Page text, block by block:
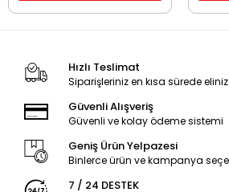
Hızlı Teslimat
Siparişleriniz en kısa sürede
Güvenli Alışveriş
Güvenli ve kolay ödeme sistemi
Geniş Ürün Yelpazesi
Binlerce ürün ve kampanya
7 / 24 DESTEK